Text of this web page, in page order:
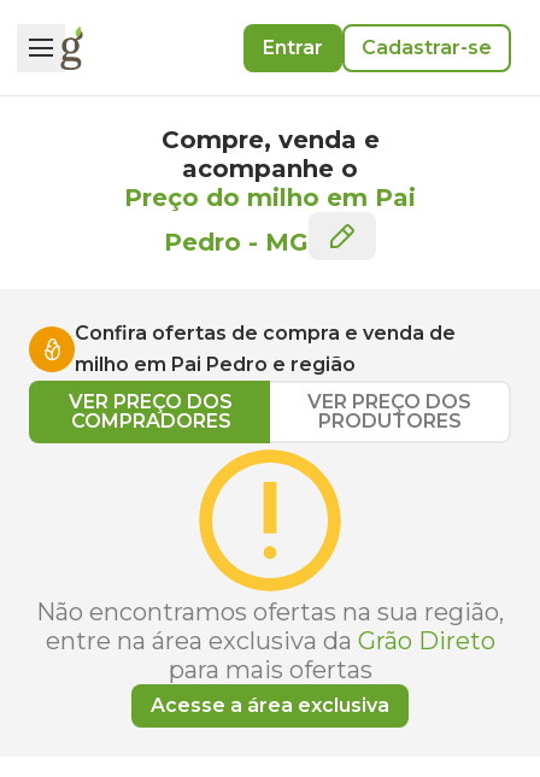
Entrar Cadastrar-se
Compre, venda e
acompanhe o
Preço do milho em Pai
Pedro - MG
Confira ofertas de compra e venda de
milho em Pai Pedro e região
VER PREÇO DOS
COMPRADORES
VER PREÇO DOS
PRODUTORES
Não encontramos ofertas na sua região,
entre na área exclusiva da Grão Direto
para mais ofertas
Acesse a área exclusiva